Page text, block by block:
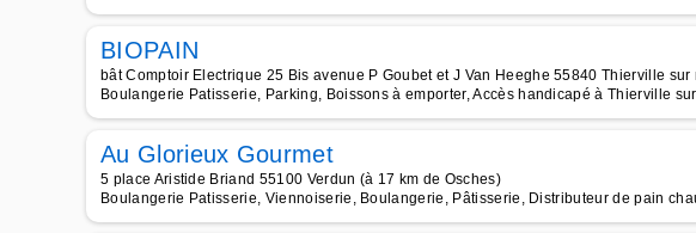
BIOPAIN
bât Comptoir Electrique 25 Bis avenue P Goubet et J Van Heeghe 55840 Thierville
Boulangerie Patisserie, Parking, Boissons à emporter, Accès handicapé à Thierville
Au Glorieux Gourmet
5 place Aristide Briand 55100 Verdun (à 17 km de Osches)
Boulangerie Patisserie, Viennoiserie, Boulangerie, Pâtisserie, Distributeur de pain